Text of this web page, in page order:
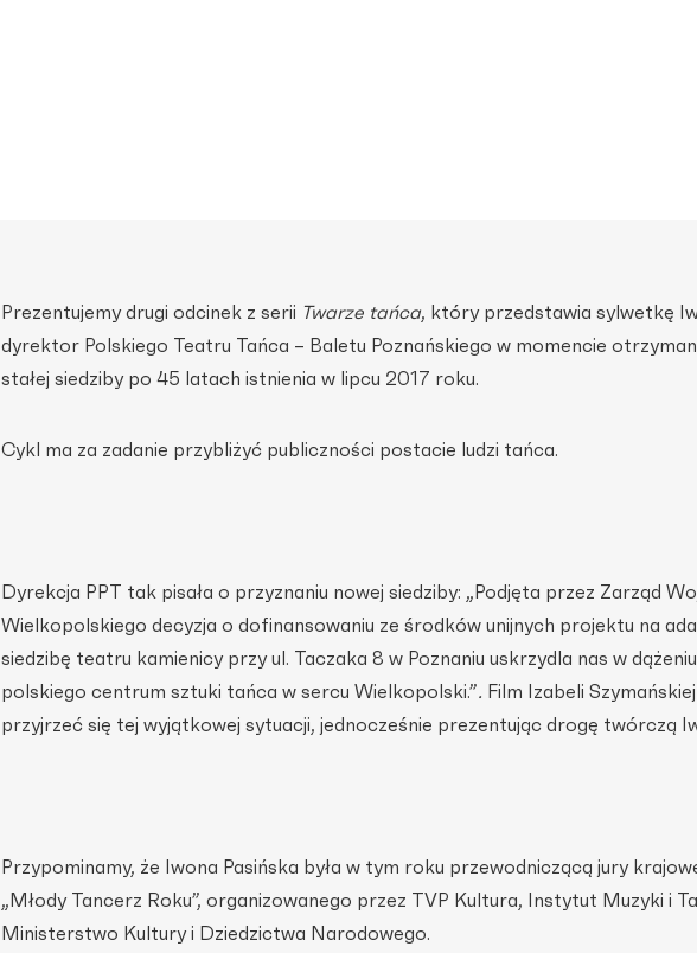
Prezentujemy drugi odcinek z serii Twarze tańca, który przedstawia sylwetkę
dyrektor Polskiego Teatru Tańca – Baletu Poznańskiego w momencie
stałej siedziby po 45 latach istnienia w lipcu 2017 roku.
Cykl ma za zadanie przybliżyć publiczności postacie ludzi tańca.
Dyrekcja PPT tak pisała o przyznaniu nowej siedziby: „Podjęta przez Zarząd
Wielkopolskiego decyzja o dofinansowaniu ze środków unijnych projektu na
siedzibę teatru kamienicy przy ul. Taczaka 8 w Poznaniu uskrzydla nas w
polskiego centrum sztuki tańca w sercu Wielkopolski.”. Film Izabeli
przyjrzeć się tej wyjątkowej sytuacji, jednocześnie prezentując drogę twórczą
Przypominamy, że Iwona Pasińska była w tym roku przewodniczącą jury
„Młody Tancerz Roku”, organizowanego przez TVP Kultura, Instytut Muzyki i
Ministerstwo Kultury i Dziedzictwa Narodowego.